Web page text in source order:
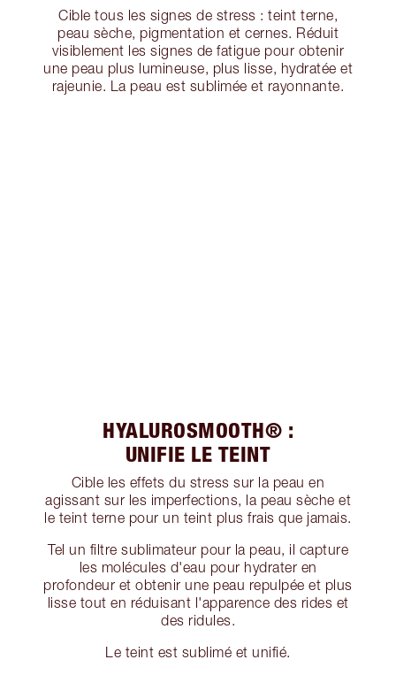
Cible tous les signes de stress : teint terne,
peau sèche, pigmentation et cernes. Réduit
visiblement les signes de fatigue pour obtenir
une peau plus lumineuse, plus lisse, hydratée et
rajeunie. La peau est sublimée et rayonnante.
HYALUROSMOOTH® :
UNIFIE LE TEINT
Cible les effets du stress sur la peau en
agissant sur les imperfections, la peau sèche et
le teint terne pour un teint plus frais que jamais.
Tel un filtre sublimateur pour la peau, il capture
les molécules d'eau pour hydrater en
profondeur et obtenir une peau repulpée et plus
lisse tout en réduisant l'apparence des rides et
des ridules.
Le teint est sublimé et unifié.